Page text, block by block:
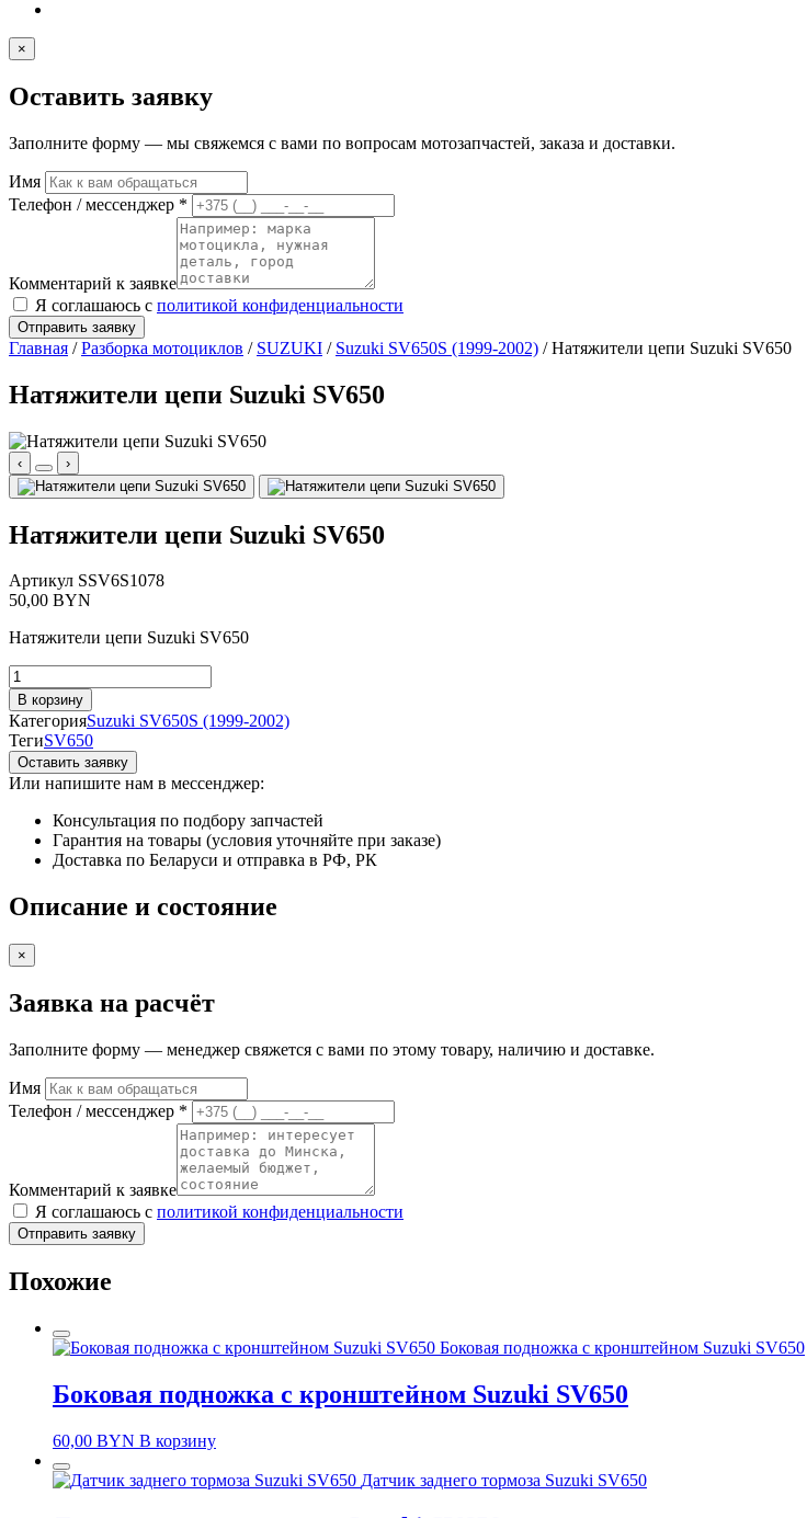
×
Оставить заявку
Заполните форму — мы свяжемся с вами по вопросам мотозапчастей, заказа и доставки.
Имя
Телефон / мессенджер *
Комментарий к заявке
Я соглашаюсь с политикой конфиденциальности
Отправить заявку
Главная /Разборка мотоциклов / SUZUKI / Suzuki SV650S (1999-2002) / Натяжители цепи Suzuki SV650
Натяжители цепи Suzuki SV650
‹ ›
Натяжители цепи Suzuki SV650
Артикул SSV6S1078
50,00 BYN
Натяжители цепи Suzuki SV650
Количество
товара
Натяжители
цепи
Suzuki
SV650
В корзину
КатегорияSuzuki SV650S (1999-2002)
ТегиSV650
Оставить заявку
Или напишите нам в мессенджер:
Консультация по подбору запчастей
Гарантия на товары (условия уточняйте при заказе)
Доставка по Беларуси и отправка в РФ, РК
Описание и состояние
×
Заявка на расчёт
Заполните форму — менеджер свяжется с вами по этому товару, наличию и доставке.
Имя
Телефон / мессенджер *
Комментарий к заявке
Я соглашаюсь с политикой конфиденциальности
Отправить заявку
Похожие
Боковая подножка с кронштейном Suzuki SV650
Боковая подножка с кронштейном Suzuki SV650
60,00 BYN В корзину
Датчик заднего тормоза Suzuki SV650